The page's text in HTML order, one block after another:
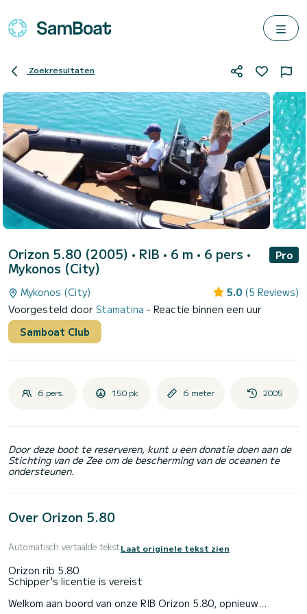
Zoekresultaten
Orizon 5.80 (2005) • RIB • 6 m • 6 pers •
Mykonos (City)
Pro
Mykonos (City) 5.0 (5 Reviews)
Voorgesteld door Stamatina - Reactie binnen een uur
Samboat Club
6 pers. 150 pk 6 meter 2005
Door deze boot te reserveren, kunt u een donatie doen aan de
Stichting van de Zee om de bescherming van de oceanen te
ondersteunen.
Over Orizon 5.80
Automatisch vertaalde tekstLaat originele tekst zien
Orizon rib 5.80
Schipper's licentie is vereist
Welkom aan boord van onze RIB Orizon 5.80, opnieuw